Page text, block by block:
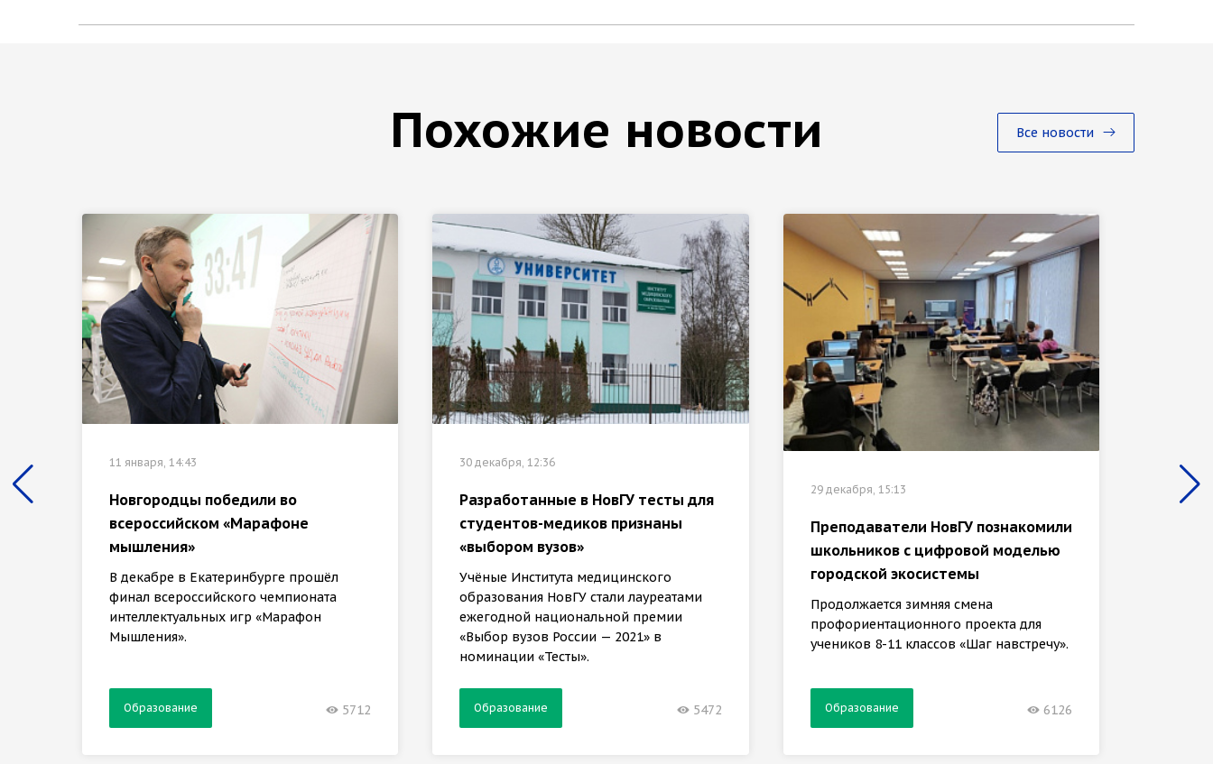
Похожие новости Все новости
11 января, 14:43
Новгородцы победили во
всероссийском «Марафоне
мышления»
В декабре в Екатеринбурге прошёл
финал всероссийского чемпионата
интеллектуальных игр «Марафон
Мышления».
Образование 5712
30 декабря, 12:36
Разработанные в НовГУ тесты для
студентов-медиков признаны
«выбором вузов»
Учёные Института медицинского
образования НовГУ стали лауреатами
ежегодной национальной премии
«Выбор вузов России — 2021» в
номинации «Тесты».
Образование 5472
29 декабря, 15:13
Преподаватели НовГУ познакомили
школьников с цифровой моделью
городской экосистемы
Продолжается зимняя смена
профориентационного проекта для
учеников 8-11 классов «Шаг навстречу».
Образование 6126
29
ГИС-